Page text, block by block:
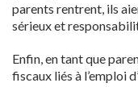
parents rentrent, ils
sérieux et
Enfin, en tant que
fiscaux liés à l’emploi